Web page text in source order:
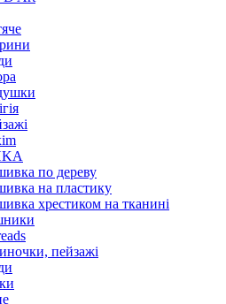
по дереву
на пластику
хрестиком на тканині
пейзажі